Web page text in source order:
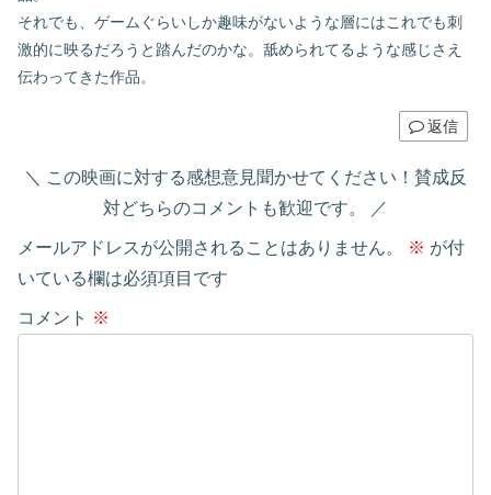
それでも、ゲームぐらいしか趣味がないような層にはこれでも刺
激的に映るだろうと踏んだのかな。舐められてるような感じさえ
伝わってきた作品。
返信
この映画に対する感想意見聞かせてください！賛成反
対どちらのコメントも歓迎です。
メールアドレスが公開されることはありません。 ※ が付
いている欄は必須項目です
コメント ※